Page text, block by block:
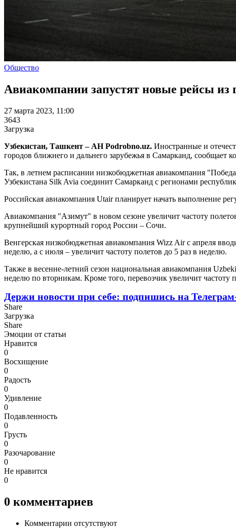
Общество
Авиакомпании запустят новые рейсы из
27 марта 2023, 11:00
3643
Загрузка
Узбекистан, Ташкент – АН Podrobno.uz. Иностранные и
городов ближнего и дальнего зарубежья в Самарканд, сообщает
Так, в летнем расписании низкобюджетная авиакомпания
Узбекистана Silk Avia соединит Самарканд с регионами
Российская авиакомпания Utair планирует начать выполнение
Авиакомпания "Азимут" в новом сезоне увеличит частоту
крупнейший курортный город России – Сочи.
Венгерская низкобюджетная авиакомпания Wizz Air с апреля
неделю, а с июля – увеличит частоту полетов до 5 раз в неделю.
Также в весенне-летний сезон национальная авиакомпания
неделю по вторникам. Кроме того, перевозчик увеличит
Держи новости при себе: подпишись на
Share
Загрузка
Share
Эмоции от статьи
Нравится
0
Восхищение
0
Радость
0
Удивление
0
Подавленность
0
Грусть
0
Разочарование
0
Не нравится
0
0 комментариев
Комментарии отсутствуют